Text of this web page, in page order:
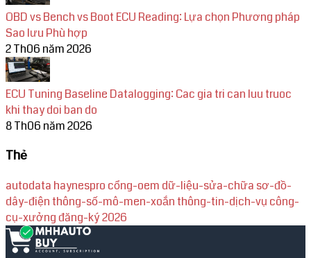
OBD vs Bench vs Boot ECU Reading: Lựa chọn Phương pháp
Sao lưu Phù hợp
2 Th06 năm 2026
ECU Tuning Baseline Datalogging: Cac gia tri can luu truoc
khi thay doi ban do
8 Th06 năm 2026
Thẻ
autodata haynespro cổng-oem dữ-liệu-sửa-chữa sơ-đồ-
dây-điệnthông-số-mô-men-xoắnthông-tin-dịch-vụ công-
cụ-xưởng đăng-ký2026